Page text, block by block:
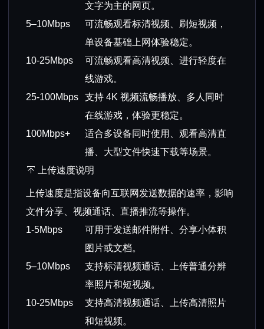
文字为主的网页。
5–10Mbps
可流畅观看标清视频、刷短视频，
单设备基础上网体验稳定。
10-25Mbps
可流畅观看高清视频、进行轻度在
线游戏。
25-100Mbps
支持 4K 视频流畅播放、多人同时
在线游戏，体验更稳定。
100Mbps+
适合多设备同时使用、观看高清直
播、大型文件快速下载等场景。
上传速度说明
上传速度是指设备向互联网发送数据的速率，影响
文件分享、视频通话、直播推流等操作。
1-5Mbps
可用于发送邮件附件、分享小体积
图片或文档。
5–10Mbps
支持标清视频通话、上传普通分辨
率照片和短视频。
10-25Mbps
支持高清视频通话、上传高清照片
和短视频。